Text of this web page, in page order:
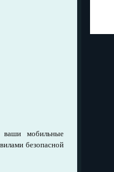
ваши мобильные
безопасной